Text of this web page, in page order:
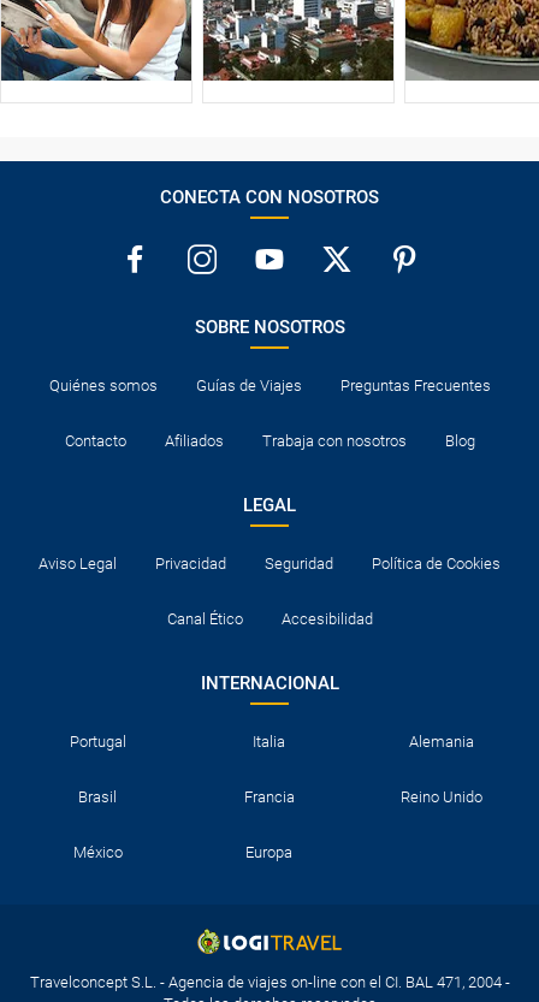
CONECTA CON NOSOTROS
SOBRE NOSOTROS
Quiénes somos Guías de Viajes Preguntas Frecuentes
Contacto Afiliados Trabaja con nosotros Blog
LEGAL
Aviso Legal Privacidad Seguridad Política de Cookies
Canal Ético Accesibilidad
INTERNACIONAL
Portugal Italia Alemania
Brasil Francia Reino Unido
México Europa
Travelconcept S.L. - Agencia de viajes on-line con el CI. BAL 471, 2004 -